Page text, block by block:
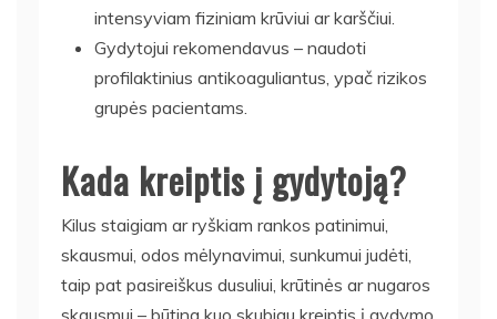
intensyviam fiziniam krūviui ar karščiui.
Gydytojui rekomendavus – naudoti
profilaktinius antikoaguliantus, ypač rizikos
grupės pacientams.
Kada kreiptis į gydytoją?
Kilus staigiam ar ryškiam rankos patinimui,
skausmui, odos mėlynavimui, sunkumui judėti,
taip pat pasireiškus dusuliui, krūtinės ar nugaros
skausmui – būtina kuo skubiau kreiptis į gydymo